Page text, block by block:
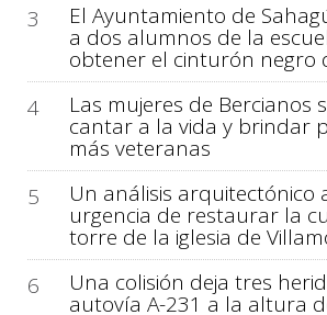
3
El Ayuntamiento de
a dos alumnos de la
obtener el cinturón negro
4
Las mujeres de Bercianos
cantar a la vida y brindar
más veteranas
5
Un análisis arquitectónico
urgencia de restaurar la
torre de la iglesia de
6
Una colisión deja tres
autovía A-231 a la altura